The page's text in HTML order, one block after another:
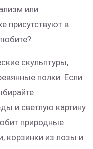
или
присутствуют в
скульптуры,
полки. Если
и светлую картину
природные
корзинки из лозы и